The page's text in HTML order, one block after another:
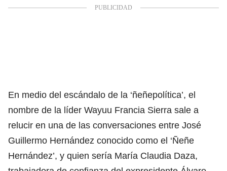
En medio del escándalo de la ‘ñeñepolítica’, el
nombre de la líder Wayuu Francia Sierra sale a
relucir en una de las conversaciones entre José
Guillermo Hernández conocido como el ‘Ñeñe
Hernández’, y quien sería María Claudia Daza,